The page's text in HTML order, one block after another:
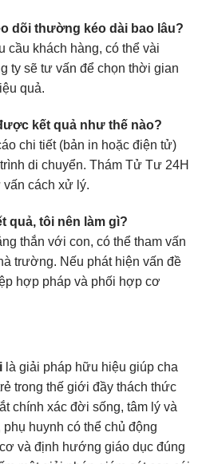
dõi thường kéo dài bao lâu?
cầu khách hàng, có thể vài
ty sẽ tư vấn để chọn thời gian
quả.
kết quả như thế nào?
chi tiết (bản in hoặc điện tử)
di chuyển. Thám Tử Tư 24H
cách xử lý.
quả, tôi nên làm gì?
thắn với con, có thể tham vấn
trường. Nếu phát hiện vấn đề
hợp pháp và phối hợp cơ
là giải pháp hữu hiệu giúp cha
trong thế giới đầy thách thức
chính xác đời sống, tâm lý và
huynh có thể chủ động
và định hướng giáo dục đúng